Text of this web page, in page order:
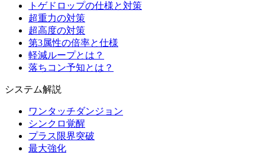
トゲドロップの仕様と対策
超重力の対策
超高度の対策
第3属性の倍率と仕様
軽減ループとは？
落ちコン予知とは？
システム解説
ワンタッチダンジョン
シンクロ覚醒
プラス限界突破
最大強化